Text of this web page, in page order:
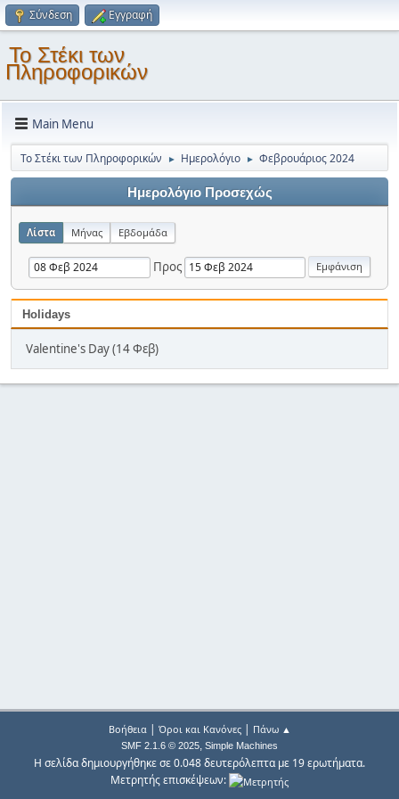
Σύνδεση Εγγραφή
Το Στέκι των
Πληροφορικών
Main Menu
Το Στέκι των Πληροφορικών ► Ημερολόγιο ► Φεβρουάριος 2024
Ημερολόγιο Προσεχώς
Λίστα Μήνας Εβδομάδα
Προς
Holidays
Valentine's Day (14 Φεβ)
Βοήθεια| Όροι και Κανόνες| Πάνω ▲
SMF 2.1.6 © 2025, Simple Machines
Η σελίδα δημιουργήθηκε σε 0.048 δευτερόλεπτα με 19 ερωτήματα.
Μετρητής επισκέψεων: